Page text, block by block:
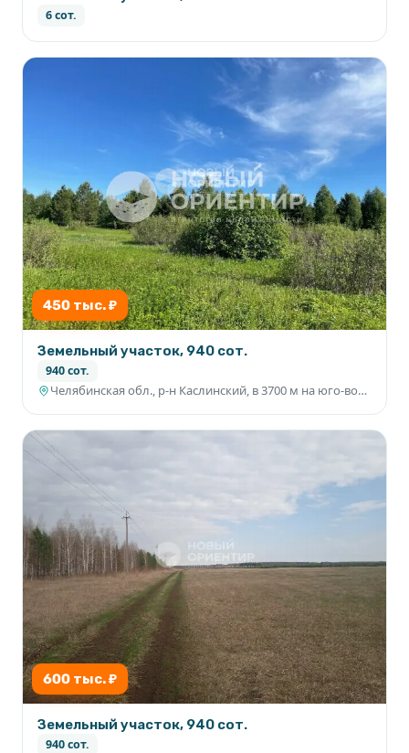
6 сот.
450 тыс. ₽
Земельный участок, 940 сот.
940 сот.
Челябинская обл., р-н Каслинский, в 3700 м на юго-восток от д. Григорьевка
600 тыс. ₽
Земельный участок, 940 сот.
940 сот.